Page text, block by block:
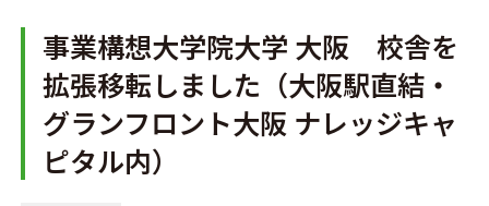
事業構想大学院大学 大阪 校舎を
拡張移転しました（大阪駅直結・
グランフロント大阪 ナレッジキャ
ピタル内）